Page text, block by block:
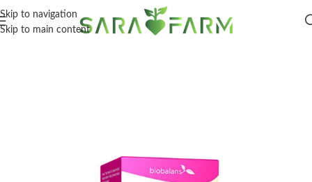
Skip to navigation
Skip to main content